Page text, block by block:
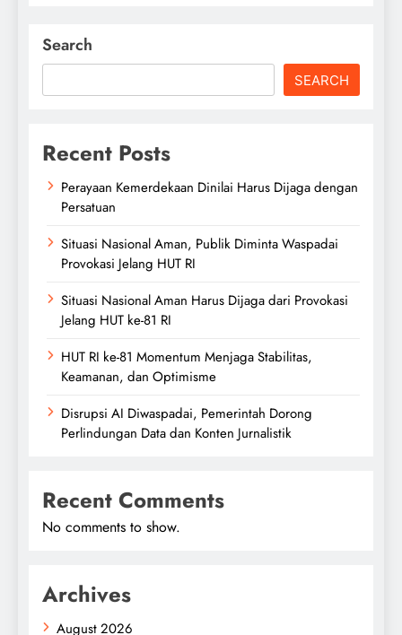
Search
SEARCH
Recent Posts
Perayaan Kemerdekaan Dinilai Harus Dijaga dengan
Persatuan
Situasi Nasional Aman, Publik Diminta Waspadai
Provokasi Jelang HUT RI
Situasi Nasional Aman Harus Dijaga dari Provokasi
Jelang HUT ke-81 RI
HUT RI ke-81 Momentum Menjaga Stabilitas,
Keamanan, dan Optimisme
Disrupsi AI Diwaspadai, Pemerintah Dorong
Perlindungan Data dan Konten Jurnalistik
Recent Comments
No comments to show.
Archives
August 2026